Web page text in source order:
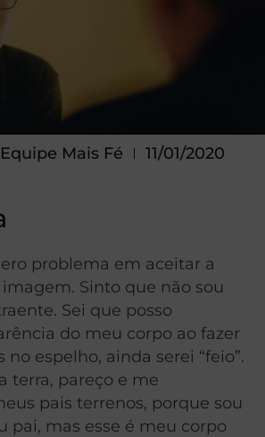
Equipe Mais Fé 11/01/2020
problema em aceitar a
Sinto que não sou
Sei que posso
do meu corpo ao fazer
no espelho, ainda serei “feio”.
terra, pareço e me
pais terrenos, porque sou
pai, mas esse é meu corpo